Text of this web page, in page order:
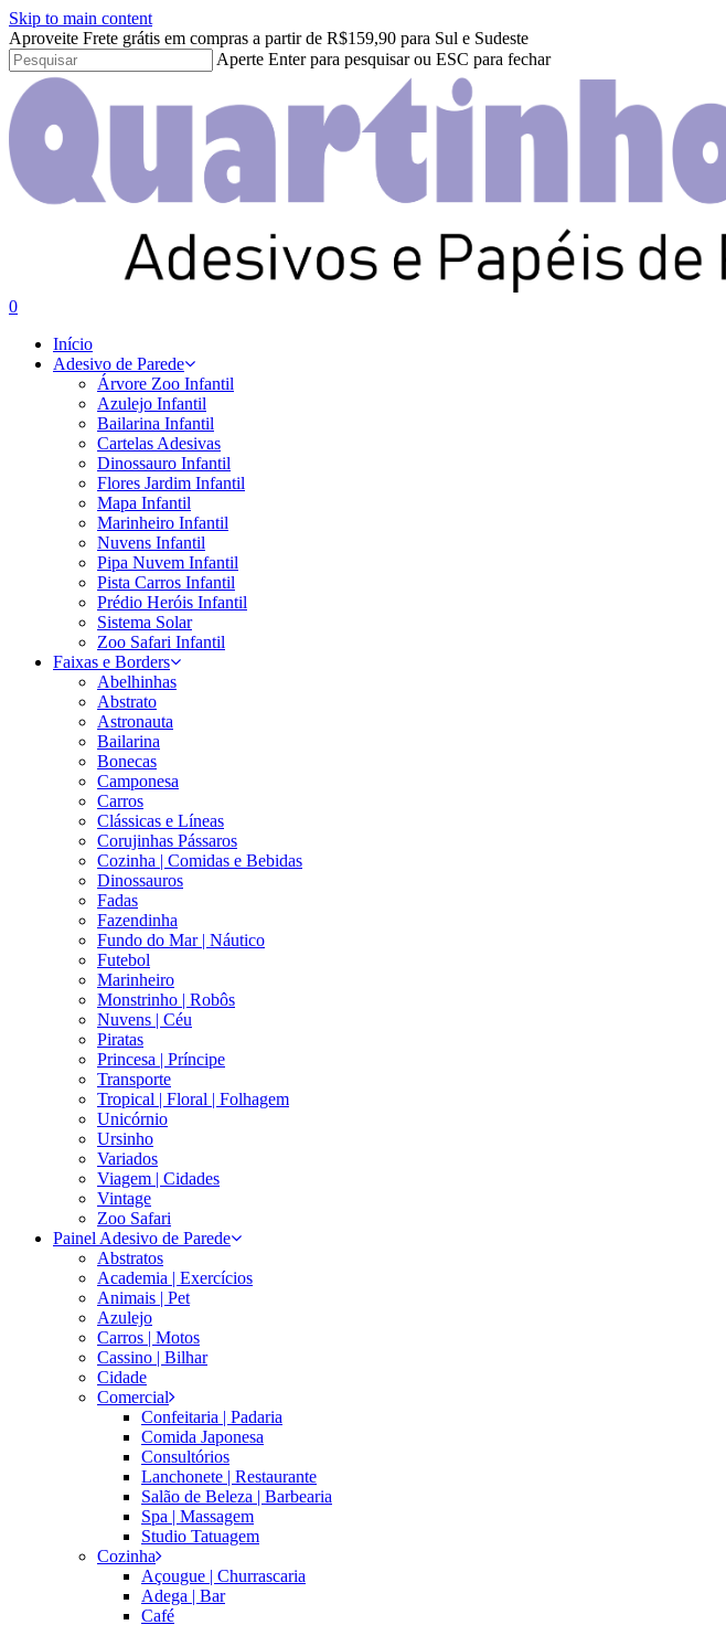
Skip to main content
Aproveite Frete grátis em compras a partir de R$159,90 para Sul e Sudeste
Aperte Enter para pesquisar ou ESC para fechar
Close
Search
search
account
0
Início
Adesivo de Parede
Árvore Zoo Infantil
Azulejo Infantil
Bailarina Infantil
Cartelas Adesivas
Dinossauro Infantil
Flores Jardim Infantil
Mapa Infantil
Marinheiro Infantil
Nuvens Infantil
Pipa Nuvem Infantil
Pista Carros Infantil
Prédio Heróis Infantil
Sistema Solar
Zoo Safari Infantil
Faixas e Borders
Abelhinhas
Abstrato
Astronauta
Bailarina
Bonecas
Camponesa
Carros
Clássicas e Líneas
Corujinhas Pássaros
Cozinha | Comidas e Bebidas
Dinossauros
Fadas
Fazendinha
Fundo do Mar | Náutico
Futebol
Marinheiro
Monstrinho | Robôs
Nuvens | Céu
Piratas
Princesa | Príncipe
Transporte
Tropical | Floral | Folhagem
Unicórnio
Ursinho
Variados
Viagem | Cidades
Vintage
Zoo Safari
Painel Adesivo de Parede
Abstratos
Academia | Exercícios
Animais | Pet
Azulejo
Carros | Motos
Cassino | Bilhar
Cidade
Comercial
Confeitaria | Padaria
Comida Japonesa
Consultórios
Lanchonete | Restaurante
Salão de Beleza | Barbearia
Spa | Massagem
Studio Tatuagem
Cozinha
Açougue | Churrascaria
Adega | Bar
Café